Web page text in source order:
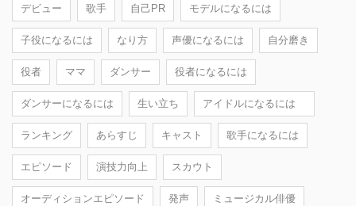
デビュー 歌手 自己PR モデルになるには
子役になるには なり方 声優になるには 自分磨き
役者 ママ ダンサー 役者になるには
ダンサーになるには 生い立ち アイドルになるには
ランキング あらすじ キャスト 歌手になるには
エピソード 演技力向上 スカウト
オーディションエピソード 発声 ミュージカル俳優